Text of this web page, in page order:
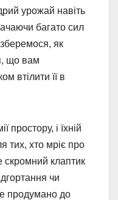
урожай навіть
багато сил
як
що вам
втілити її в
простору, і їхній
тих, хто мріє про
скромний клаптик
чи
продумано до